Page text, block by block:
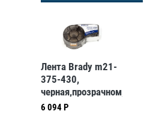
Лента Brady m21-
375-430,
черная,прозрачном,
9.53x6400 мм,
6 094 Р